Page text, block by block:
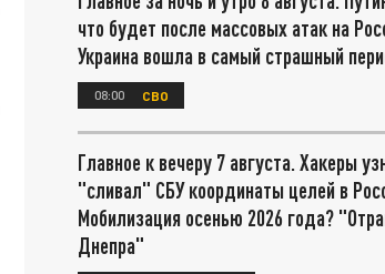
что будет после массовых атак на
Украина вошла в самый страшный
08:00 СВО
Главное к вечеру 7 августа. Хакеры
"сливал" СБУ координаты целей в
Мобилизация осенью 2026 года?
Днепра"